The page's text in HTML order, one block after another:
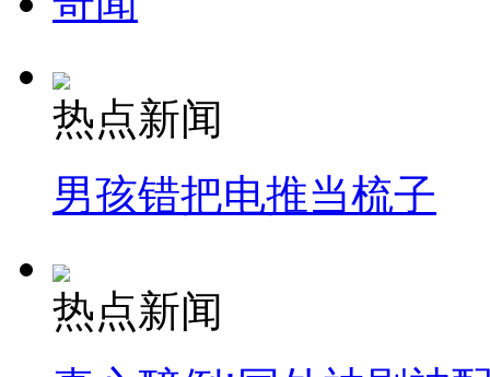
纽约上演“枕头大战”
司机酒驾遇交警 急速倒车逃窜
热点新闻
男孩错把电推当梳子
热点新闻